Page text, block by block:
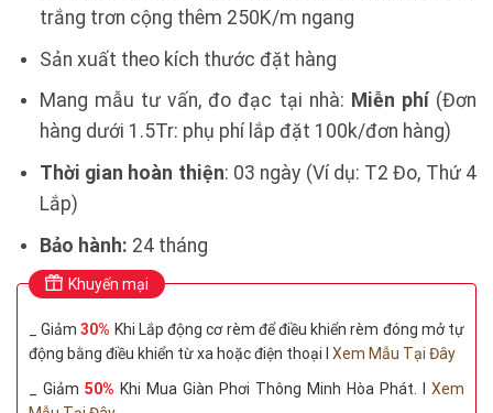
trắng trơn cộng thêm 250K/m ngang
Sản xuất theo kích thước đặt hàng
Mang mẫu tư vấn, đo đạc tại nhà: Miễn phí(Đơn
hàng dưới 1.5Tr: phụ phí lắp đặt 100k/đơn hàng)
Thời gian hoàn thiện: 03 ngày (Ví dụ: T2 Đo, Thứ 4
Lắp)
Bảo hành: 24 tháng
Khuyến mại
_ Giảm30% Khi Lắp động cơ rèm để điều khiển rèm đóng mở tự
động bằng điều khiển từ xa hoặc điện thoại I Xem Mẫu Tại Đây
_ Giảm 50% Khi Mua Giàn Phơi Thông Minh Hòa Phát. I Xem